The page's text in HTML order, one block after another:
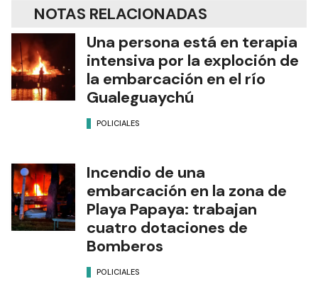
NOTAS RELACIONADAS
Una persona está en terapia
intensiva por la exploción de
la embarcación en el río
Gualeguaychú
POLICIALES
Incendio de una
embarcación en la zona de
Playa Papaya: trabajan
cuatro dotaciones de
Bomberos
POLICIALES